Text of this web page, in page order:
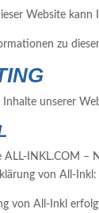
Website
zu
unserer
ALL-INKL.COM –
von All-Inkl:
von All-Inkl